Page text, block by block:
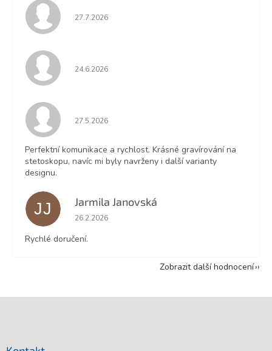
Hodnocení obchodu je 5 z 5 hvězdiček.
27.7.2026
Hodnocení obchodu je 5 z 5 hvězdiček.
24.6.2026
Hodnocení obchodu je 5 z 5 hvězdiček.
27.5.2026
Perfektní komunikace a rychlost. Krásné gravírování na
stetoskopu, navíc mi byly navrženy i další varianty
designu.
JJ Jarmila Janovská
Hodnocení obchodu je 5 z 5 hvězdiček.
26.2.2026
Rychlé doručení.
Zobrazit další hodnocení